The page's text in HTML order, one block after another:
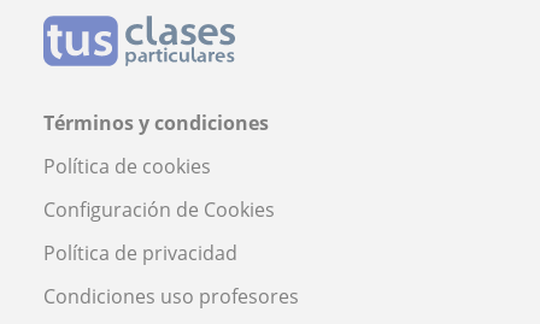
Términos y condiciones
Política de cookies
Configuración de Cookies
Política de privacidad
Condiciones uso profesores